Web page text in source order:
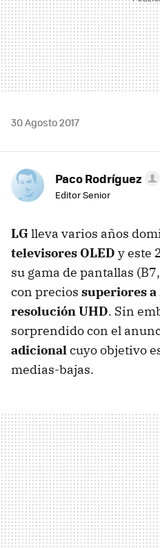
30 Agosto 2017
Paco Rodríguez
Editor Senior
LGlleva varios años
televisores OLED y este
su gama de pantallas
con precios superiores a
resolución UHD. Sin
sorprendido con el
adicionalcuyo objetivo
medias-bajas.